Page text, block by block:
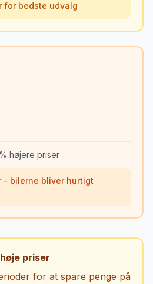
for bedste udvalg
højere priser
- bilerne bliver hurtigt
priser
for at spare penge på